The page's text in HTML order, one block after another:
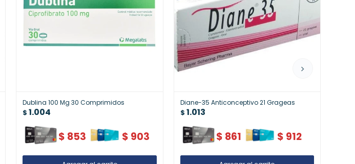
Dublina 100 Mg 30 Comprimidos
$ 1.004
$ 853 $ 903
Diane-35 Anticonceptivo 21 Grageas
$ 1.013
$ 861 $ 912